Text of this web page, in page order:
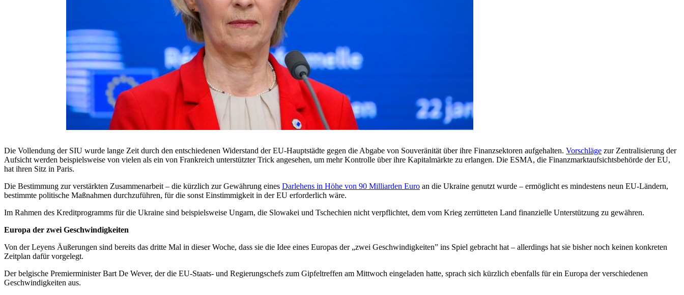
Die Vollendung der SIU wurde lange Zeit durch den entschiedenen Widerstand der EU-Hauptstädte gegen die Abgabe von Souveränität über ihre Finanzsektoren aufgehalten. Vorschläge zur Zentralisierung der
Aufsicht werden beispielsweise von vielen als ein von Frankreich unterstützter Trick angesehen, um mehr Kontrolle über ihre Kapitalmärkte zu erlangen. Die ESMA, die Finanzmarktaufsichtsbehörde der EU,
hat ihren Sitz in Paris.
Die Bestimmung zur verstärkten Zusammenarbeit – die kürzlich zur Gewährung eines Darlehens in Höhe von 90 Milliarden Euro an die Ukraine genutzt wurde – ermöglicht es mindestens neun EU-Ländern,
bestimmte politische Maßnahmen durchzuführen, für die sonst Einstimmigkeit in der EU erforderlich wäre.
Im Rahmen des Kreditprogramms für die Ukraine sind beispielsweise Ungarn, die Slowakei und Tschechien nicht verpflichtet, dem vom Krieg zerrütteten Land finanzielle Unterstützung zu gewähren.
Europa der zwei Geschwindigkeiten
Von der Leyens Äußerungen sind bereits das dritte Mal in dieser Woche, dass sie die Idee eines Europas der „zwei Geschwindigkeiten” ins Spiel gebracht hat – allerdings hat sie bisher noch keinen konkreten
Zeitplan dafür vorgelegt.
Der belgische Premierminister Bart De Wever, der die EU-Staats- und Regierungschefs zum Gipfeltreffen am Mittwoch eingeladen hatte, sprach sich kürzlich ebenfalls für ein Europa der verschiedenen
Geschwindigkeiten aus.